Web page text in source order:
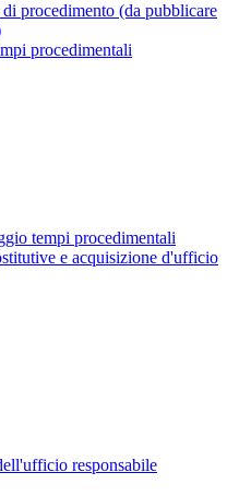
procedimento (da pubblicare
procedimentali
tempi procedimentali
e acquisizione d'ufficio
responsabile